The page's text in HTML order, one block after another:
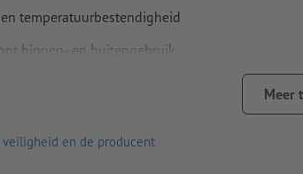
temperatuurbestendigheid
binnen- en buitengebruik
corrigeerbaar opplakken en gemakkelijk te
de kleur van de stickers bij dagelijkse
kan zijn aan slijtage
Meer
veiligheid en de producent